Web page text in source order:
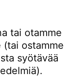
tai otamme
ostamme
syötävää